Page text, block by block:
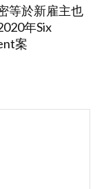
等於新雇主也
年Six
案